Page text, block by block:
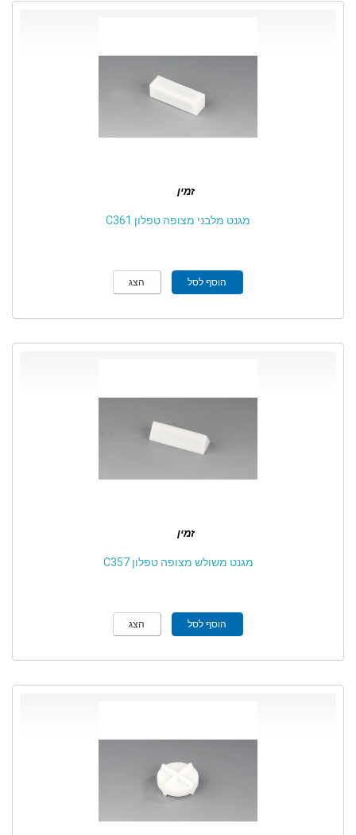
זמין
מגנט מלבני מצופה טפלון C361
הוסף לסל הצג
זמין
מגנט משולש מצופה טפלון C357
הוסף לסל הצג